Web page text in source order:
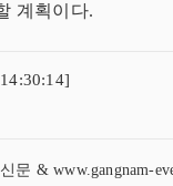
계획이다.
문 & www.gangnam-